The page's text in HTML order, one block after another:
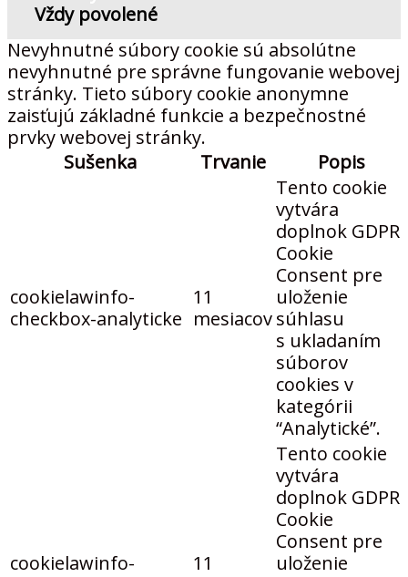
Vždy povolené
Nevyhnutné súbory cookie sú absolútne
nevyhnutné pre správne fungovanie webovej
stránky. Tieto súbory cookie anonymne
zaisťujú základné funkcie a bezpečnostné
prvky webovej stránky.
Sušenka
Trvanie Popis
cookielawinfo-
checkbox-analyticke
11
mesiacov
Tento cookie
vytvára
doplnok GDPR
Cookie
Consent pre
uloženie
súhlasu
s ukladaním
súborov
cookies v
kategórii
“Analytické”.
cookielawinfo-
11
Tento cookie
vytvára
doplnok GDPR
Cookie
Consent pre
uloženie